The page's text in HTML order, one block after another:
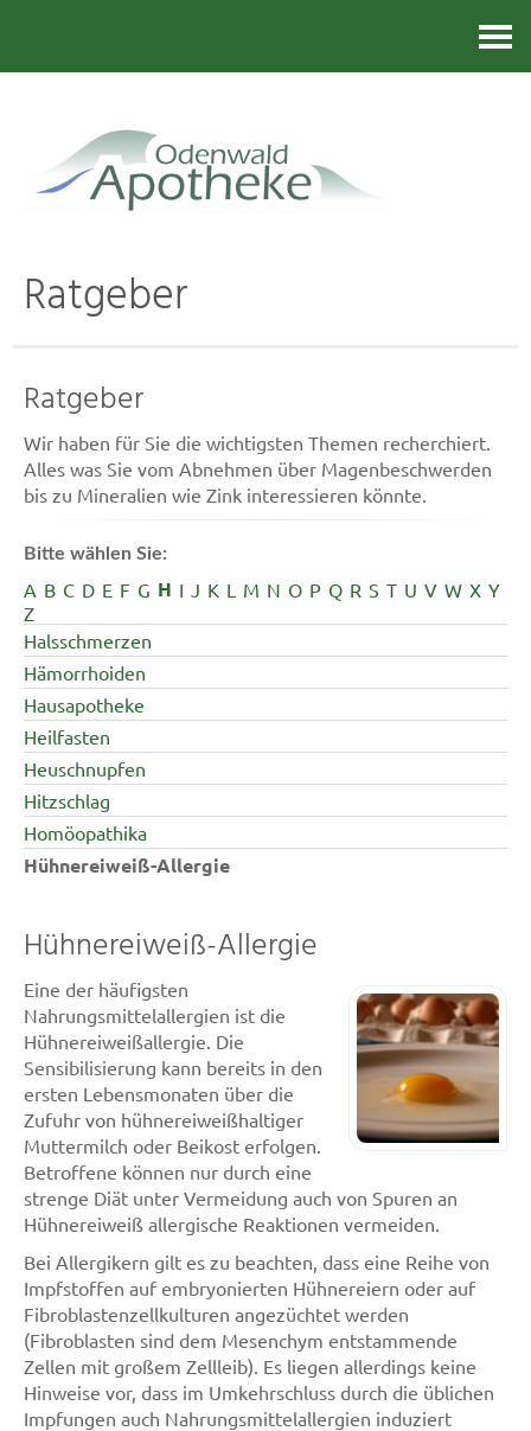
Ratgeber
Ratgeber
Wir haben für Sie die wichtigsten Themen recherchiert.
Alles was Sie vom Abnehmen über Magenbeschwerden
bis zu Mineralien wie Zink interessieren könnte.
Bitte wählen Sie:
A B C D E F G H I J K L M N O P Q R S T U V W X Y
Z
Halsschmerzen
Hämorrhoiden
Hausapotheke
Heilfasten
Heuschnupfen
Hitzschlag
Homöopathika
Hühnereiweiß-Allergie
Hühnereiweiß-Allergie
Eine der häufigsten
Nahrungsmittelallergien ist die
Hühnereiweißallergie. Die
Sensibilisierung kann bereits in den
ersten Lebensmonaten über die
Zufuhr von hühnereiweißhaltiger
Muttermilch oder Beikost erfolgen.
Betroffene können nur durch eine
strenge Diät unter Vermeidung auch von Spuren an
Hühnereiweiß allergische Reaktionen vermeiden.
Bei Allergikern gilt es zu beachten, dass eine Reihe von
Impfstoffen auf embryonierten Hühnereiern oder auf
Fibroblastenzellkulturen angezüchtet werden
(Fibroblasten sind dem Mesenchym entstammende
Zellen mit großem Zellleib). Es liegen allerdings keine
Hinweise vor, dass im Umkehrschluss durch die üblichen
Impfungen auch Nahrungsmittelallergien induziert